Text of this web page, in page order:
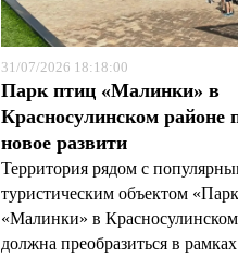
31/07/2026 18:18:00
Парк птиц «Малинки» в
Красносулинском районе
новое развити
Территория рядом с
туристическим объектом
«Малинки» в
должна преобразиться в